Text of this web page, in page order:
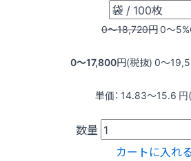
0〜18,720円0〜5
0〜17,800円(税抜) 0〜
単価： 14.83〜15.6 円
数量
カートに入れる